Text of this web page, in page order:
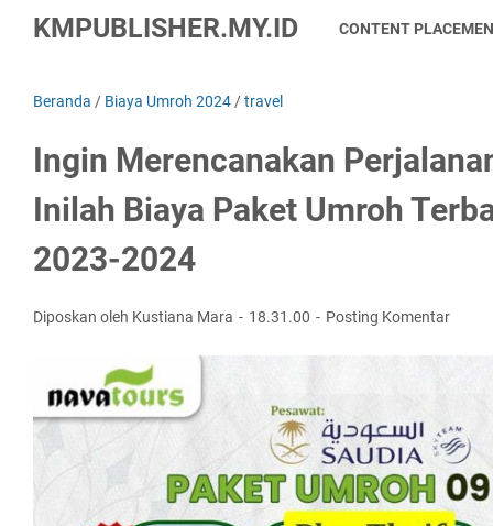
KMPUBLISHER.MY.ID CONTENT
Beranda / Biaya Umroh 2024 /travel
Ingin Merencanakan
Inilah Biaya Paket Umroh
2023-2024
Diposkan oleh Kustiana Mara 18.31.00 Posting Komentar